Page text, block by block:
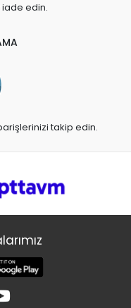
iade edin.
takip edin.